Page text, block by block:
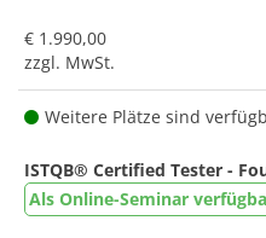
€ 1.990,00
zzgl. MwSt.
Weitere Plätze sind
ISTQB® Certified Tester -
Als Online-Seminar